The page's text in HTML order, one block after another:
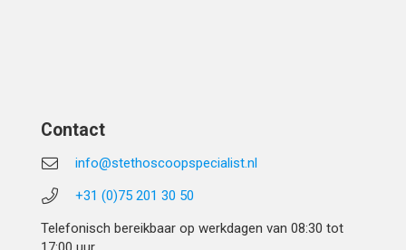
Contact
info@stethoscoopspecialist.nl
+31 (0)75 201 30 50
Telefonisch bereikbaar op werkdagen van 08:30 tot